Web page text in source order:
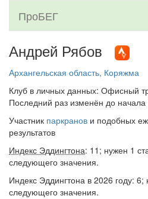
ПроБЕГ
Андрей Рябов
Архангельская область, Коряжма
Клуб в личных данных: Офисный
Последний раз изменён до
Участник паркранов и подобных
результатов
Индекс Эддингтона: 11; нужен 1
следующего значения.
Индекс Эддингтона в 2026 году:
следующего значения.